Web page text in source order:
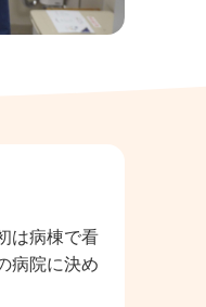
は病棟で看
病院に決め